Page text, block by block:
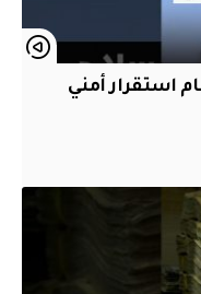
استقرار أمني